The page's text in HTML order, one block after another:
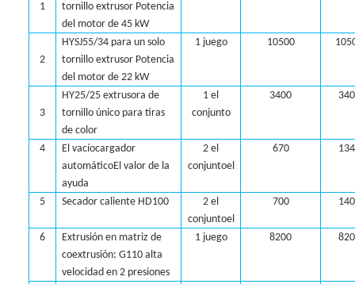
1
tornillo extrusor Potencia
del motor de 45 kW
2
HYSJ55/34 para un solo
tornillo extrusor Potencia
del motor de 22 kW
1 juego 10500
3
HY25/25 extrusora de
tornillo único para tiras
de color
1 el
conjunto
3400
4 El vacíocargador
automáticoEl valor de la
ayuda
2 el
conjuntoel
670
5 Secador caliente HD100 2 el
conjuntoel
700
6
Extrusión en matriz de
coextrusión: G110 alta
velocidad en 2 presiones
1 juego 8200